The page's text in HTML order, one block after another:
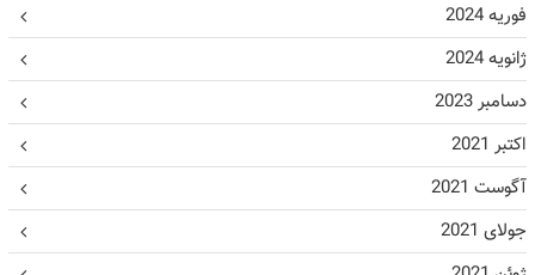
فوریه 2024
ژانویه 2024
دسامبر 2023
اکتبر 2021
آگوست 2021
جولای 2021